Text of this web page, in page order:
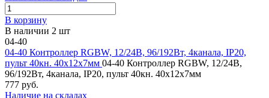
В корзину
В наличии 2 шт
04-40
04-40 Контроллер RGBW, 12/24В, 96/192Вт, 4канала, IP20,
пульт 40кн. 40х12х7мм 04-40 Контроллер RGBW, 12/24В,
96/192Вт, 4канала, IP20, пульт 40кн. 40х12х7мм
777 руб.
Наличие на складах